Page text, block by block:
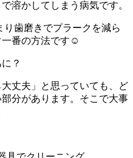
溶かしてしまう病気です。
歯磨きでプラークを減ら
一番の方法です☺️
？
丈夫」と思っていても、ど
分があります。そこで大事